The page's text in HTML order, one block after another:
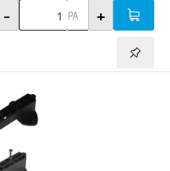
- PA +